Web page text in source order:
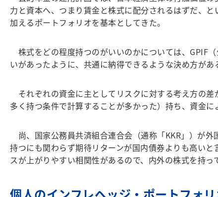
力と資本へ、つまり賃金と株式に配分されるはずだ、
加えるポートフォリオを基本としてきた。
株式をどの程度持つのがいいのかについては、GPIF
いがあったように、共通に納得できるような決め方があ
それぞれの資金に主としてリスクに対する考え方の
多く持つ条件で計算することが多かった）持ち、資金
尚、国家公務員共済組合連合会（通称「KKR」）が
持つにも関わらず期待リターンが国内債券よりも高い
スが上がりやすい相関性があるので、内外の株式を持